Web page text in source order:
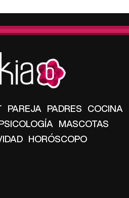
PAREJA PADRES COCINA
MASCOTAS
HORÓSCOPO